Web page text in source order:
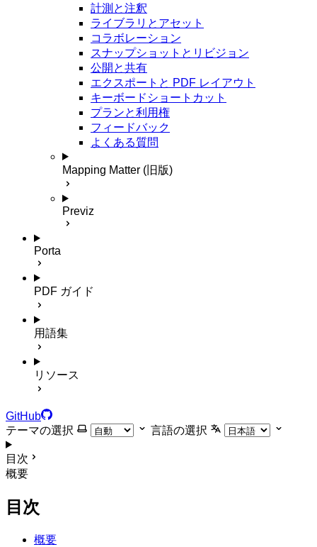
計測と注釈
ライブラリとアセット
コラボレーション
スナップショットとリビジョン
公開と共有
エクスポートと PDF レイアウト
キーボードショートカット
プランと利用権
フィードバック
よくある質問
Mapping Matter (旧版)
Previz
Porta
PDF ガイド
用語集
リソース
GitHub
テーマの選択
言語の選択
目次
概要
目次
概要